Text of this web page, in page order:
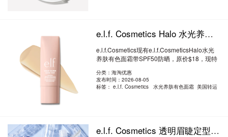
e.l.f. Cosmetics Halo 水光养肤有色面霜 带SPF50 防晒 7.8折 $14（约94.83元）
e.l.f.Cosmetics现有e.l.f.CosmeticsHalo水光
养肤有色面霜带SPF50防晒，原价$18，现特
分类：海淘优惠
发布时间：2026-08-05
标签：e.l.f. Cosmetics 水光养肤有色面霜 美国转运
e.l.f. Cosmetics 透明眉睫定型膏 1支装 7.5折 $3（约20.32元）